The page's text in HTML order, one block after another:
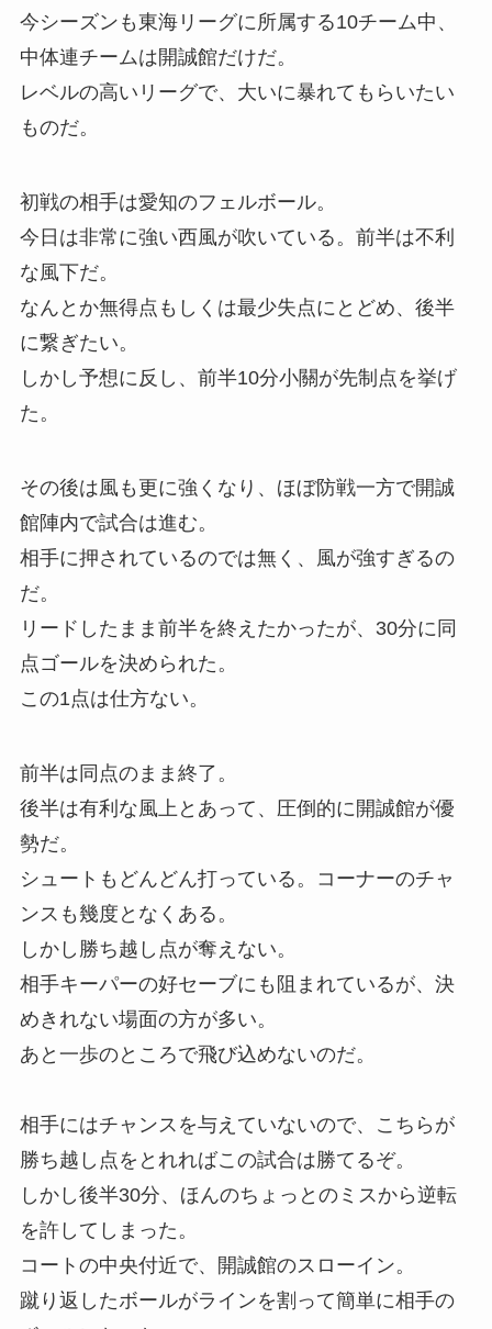
今シーズンも東海リーグに所属する10チーム中、
中体連チームは開誠館だけだ。
レベルの高いリーグで、大いに暴れてもらいたい
ものだ。
初戦の相手は愛知のフェルボール。
今日は非常に強い西風が吹いている。前半は不利
な風下だ。
なんとか無得点もしくは最少失点にとどめ、後半
に繋ぎたい。
しかし予想に反し、前半10分小關が先制点を挙げ
た。
その後は風も更に強くなり、ほぼ防戦一方で開誠
館陣内で試合は進む。
相手に押されているのでは無く、風が強すぎるの
だ。
リードしたまま前半を終えたかったが、30分に同
点ゴールを決められた。
この1点は仕方ない。
前半は同点のまま終了。
後半は有利な風上とあって、圧倒的に開誠館が優
勢だ。
シュートもどんどん打っている。コーナーのチャ
ンスも幾度となくある。
しかし勝ち越し点が奪えない。
相手キーパーの好セーブにも阻まれているが、決
めきれない場面の方が多い。
あと一歩のところで飛び込めないのだ。
相手にはチャンスを与えていないので、こちらが
勝ち越し点をとれればこの試合は勝てるぞ。
しかし後半30分、ほんのちょっとのミスから逆転
を許してしまった。
コートの中央付近で、開誠館のスローイン。
蹴り返したボールがラインを割って簡単に相手の